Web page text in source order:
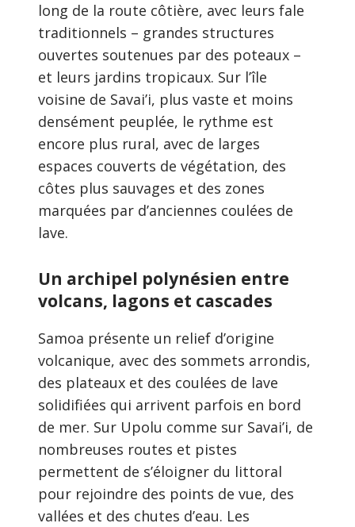
long de la route côtière, avec leurs fale
traditionnels – grandes structures
ouvertes soutenues par des poteaux –
et leurs jardins tropicaux. Sur l’île
voisine de Savai’i, plus vaste et moins
densément peuplée, le rythme est
encore plus rural, avec de larges
espaces couverts de végétation, des
côtes plus sauvages et des zones
marquées par d’anciennes coulées de
lave.
Un archipel polynésien entre
volcans, lagons et cascades
Samoa présente un relief d’origine
volcanique, avec des sommets arrondis,
des plateaux et des coulées de lave
solidifiées qui arrivent parfois en bord
de mer. Sur Upolu comme sur Savai’i, de
nombreuses routes et pistes
permettent de s’éloigner du littoral
pour rejoindre des points de vue, des
vallées et des chutes d’eau. Les